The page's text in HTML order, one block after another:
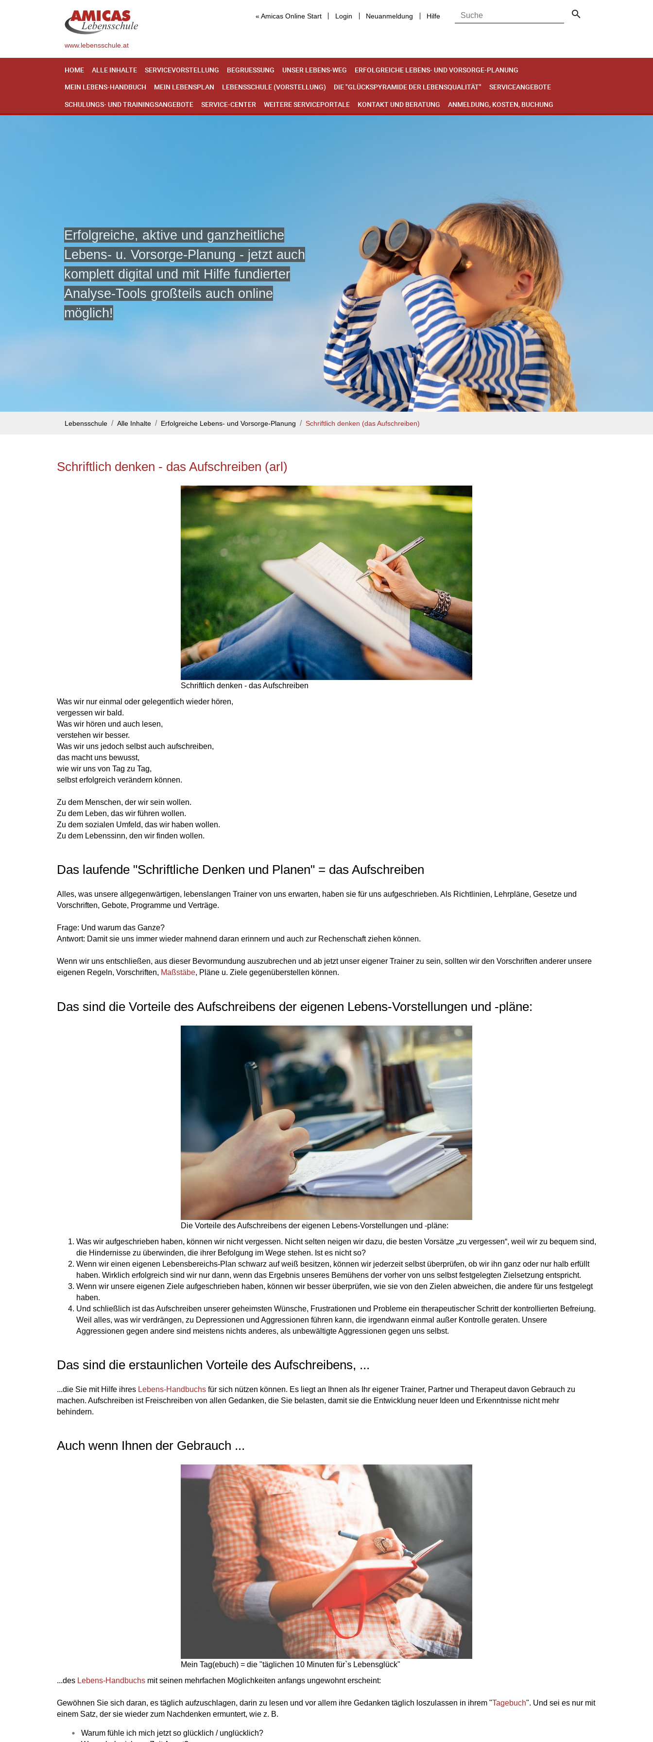
« Amicas Online Start Login Neuanmeldung Hilfe search
www.lebensschule.at
HOME ALLE INHALTE SERVICEVORSTELLUNG BEGRUESSUNG UNSER LEBENS-WEG
ERFOLGREICHE LEBENS- UND VORSORGE-PLANUNG
MEIN LEBENS-HANDBUCH
MEIN LEBENSPLAN LEBENSSCHULE (VORSTELLUNG) DIE "GLÜCKSPYRAMIDE DER LEBENSQUALITÄT"
SERVICEANGEBOTE
SCHULUNGS- UND TRAININGSANGEBOTE
SERVICE-CENTER WEITERE SERVICEPORTALE KONTAKT UND BERATUNG ANMELDUNG, KOSTEN, BUCHUNG
Erfolgreiche, aktive und ganzheitliche
Lebens- u. Vorsorge-Planung - jetzt auch
komplett digital und mit Hilfe fundierter
Analyse-Tools großteils auch online
möglich!
Lebensschule Alle Inhalte Erfolgreiche Lebens- und Vorsorge-Planung Schriftlich denken (das Aufschreiben)
Schriftlich denken - das Aufschreiben (arl)
Schriftlich denken - das Aufschreiben
Was wir nur einmal oder gelegentlich wieder hören,
vergessen wir bald.
Was wir hören und auch lesen,
verstehen wir besser.
Was wir uns jedoch selbst auch aufschreiben,
das macht uns bewusst,
wie wir uns von Tag zu Tag,
selbst erfolgreich verändern können.
Zu dem Menschen, der wir sein wollen.
Zu dem Leben, das wir führen wollen.
Zu dem sozialen Umfeld, das wir haben wollen.
Zu dem Lebenssinn, den wir finden wollen.
Das laufende "Schriftliche Denken und Planen" = das Aufschreiben
Alles, was unsere allgegenwärtigen, lebenslangen Trainer von uns erwarten, haben sie für uns aufgeschrieben. Als Richtlinien, Lehrpläne, Gesetze und
Vorschriften, Gebote, Programme und Verträge.
Frage: Und warum das Ganze?
Antwort: Damit sie uns immer wieder mahnend daran erinnern und auch zur Rechenschaft ziehen können.
Wenn wir uns entschließen, aus dieser Bevormundung auszubrechen und ab jetzt unser eigener Trainer zu sein, sollten wir den Vorschriften anderer unsere
eigenen Regeln, Vorschriften, Maßstäbe, Pläne u. Ziele gegenüberstellen können.
Das sind die Vorteile des Aufschreibens der eigenen Lebens-Vorstellungen und -pläne:
Die Vorteile des Aufschreibens der eigenen Lebens-Vorstellungen und -pläne:
Was wir aufgeschrieben haben, können wir nicht vergessen. Nicht selten neigen wir dazu, die besten Vorsätze „zu vergessen“, weil wir zu bequem sind,
die Hindernisse zu überwinden, die ihrer Befolgung im Wege stehen. Ist es nicht so?
Wenn wir einen eigenen Lebensbereichs-Plan schwarz auf weiß besitzen, können wir jederzeit selbst überprüfen, ob wir ihn ganz oder nur halb erfüllt
haben. Wirklich erfolgreich sind wir nur dann, wenn das Ergebnis unseres Bemühens der vorher von uns selbst festgelegten Zielsetzung entspricht.
Wenn wir unsere eigenen Ziele aufgeschrieben haben, können wir besser überprüfen, wie sie von den Zielen abweichen, die andere für uns festgelegt
haben.
Und schließlich ist das Aufschreiben unserer geheimsten Wünsche, Frustrationen und Probleme ein therapeutischer Schritt der kontrollierten Befreiung.
Weil alles, was wir verdrängen, zu Depressionen und Aggressionen führen kann, die irgendwann einmal außer Kontrolle geraten. Unsere
Aggressionen gegen andere sind meistens nichts anderes, als unbewältigte Aggressionen gegen uns selbst.
Das sind die erstaunlichen Vorteile des Aufschreibens, ...
...die Sie mit Hilfe ihres Lebens-Handbuchs für sich nützen können. Es liegt an Ihnen als Ihr eigener Trainer, Partner und Therapeut davon Gebrauch zu
machen. Aufschreiben ist Freischreiben von allen Gedanken, die Sie belasten, damit sie die Entwicklung neuer Ideen und Erkenntnisse nicht mehr
behindern.
Auch wenn Ihnen der Gebrauch ...
Mein Tag(ebuch) = die "täglichen 10 Minuten für`s Lebensglück"
...des Lebens-Handbuchs mit seinen mehrfachen Möglichkeiten anfangs ungewohnt erscheint:
Gewöhnen Sie sich daran, es täglich aufzuschlagen, darin zu lesen und vor allem ihre Gedanken täglich loszulassen in ihrem "Tagebuch". Und sei es nur mit
einem Satz, der sie wieder zum Nachdenken ermuntert, wie z. B.
Warum fühle ich mich jetzt so glücklich / unglücklich?